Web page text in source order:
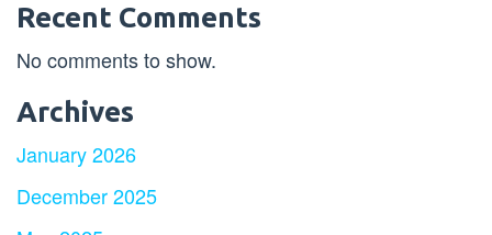
Recent Comments
No comments to show.
Archives
January 2026
December 2025